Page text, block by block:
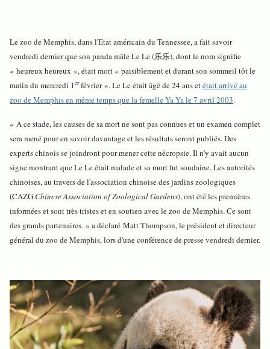
Le zoo de Memphis, dans l'Etat américain du Tennessee, a fait savoir
vendredi dernier que son panda mâle Le Le (乐乐), dont le nom signifie
« heureux heureux », était mort « paisiblement et durant son sommeil tôt le
matin du mercredi 1erfévrier ». Le Le était âgé de 24 ans etétait arrivé au
zoo de Memphis en même temps que la femelle Ya Ya le 7 avril 2003.
« A ce stade, les causes de sa mort ne sont pas connues et un examen complet
sera mené pour en savoir davantage et les résultats seront publiés. Des
experts chinois se joindront pour mener cette nécropsie. Il n'y avait aucun
signe montrant que Le Le était malade et sa mort fut soudaine. Les autorités
chinoises, au travers de l'association chinoise des jardins zoologiques
(CAZGChinese Association of Zoological Gardens), ont été les premières
informées et sont très tristes et en soutien avec le zoo de Memphis. Ce sont
des grands partenaires. » a déclaré Matt Thompson, le président et directeur
général du zoo de Memphis, lors d'une conférence de presse vendredi dernier.